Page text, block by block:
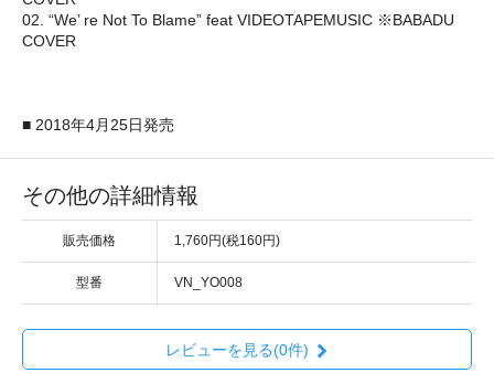
02. “We’ re Not To Blame” feat VIDEOTAPEMUSIC ※BABADU
COVER
■ 2018年4月25日発売
その他の詳細情報
販売価格 1,760円(税160円)
型番 VN_YO008
レビューを見る(0件)